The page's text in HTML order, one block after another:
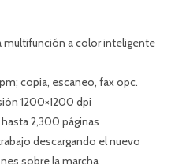
multifunción a color inteligente
copia, escaneo, fax opc.
1200×1200 dpi
2,300 páginas
descargando el nuevo
sobre la marcha